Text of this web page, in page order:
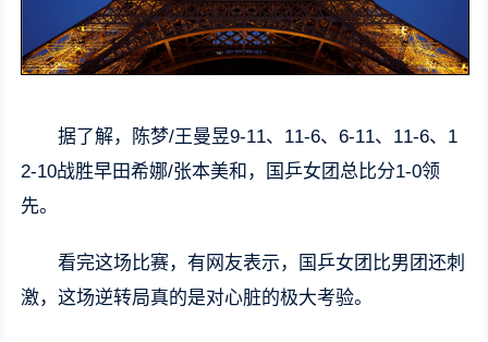
据了解，陈梦/王曼昱9-11、11-6、6-11、11-6、1
2-10战胜早田希娜/张本美和，国乒女团总比分1-0领
先。
看完这场比赛，有网友表示，国乒女团比男团还刺
激，这场逆转局真的是对心脏的极大考验。